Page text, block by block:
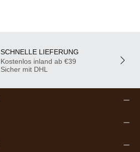
SCHNELLE LIEFERUNG
Kostenlos inland ab €39
Sicher mit DHL